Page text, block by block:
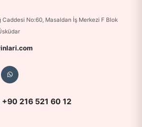
Caddesi No:60, Masaldan İş Merkezi F Blok
+90 216 521 60 12